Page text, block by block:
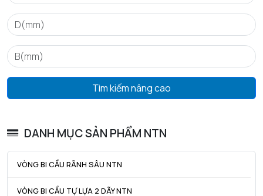
Tìm kiếm nâng cao
DANH MỤC SẢN PHẨM NTN
VÒNG BI CẦU RÃNH SÂU NTN
VÒNG BI CẦU TỰ LỰA 2 DÃY NTN
da max - Đường kính vai tối đa IR 20 mm
Da max - Đường kính vai tối đa OR 31 mm
ra max - Bán kính góc lượn tối đa trục & vỏ